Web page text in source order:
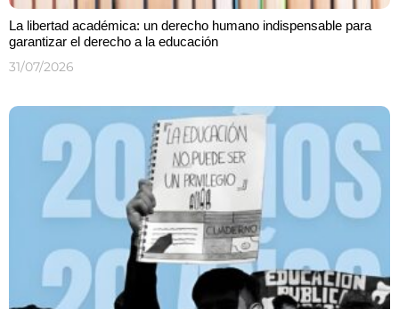
La libertad académica: un derecho humano indispensable para
garantizar el derecho a la educación
31/07/2026